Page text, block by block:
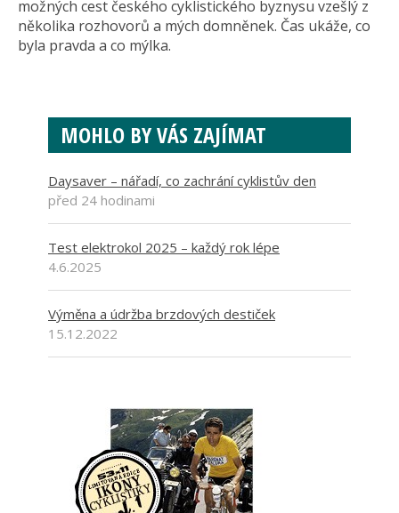
možných cest českého cyklistického byznysu vzešlý z
několika rozhovorů a mých domněnek. Čas ukáže, co
byla pravda a co mýlka.
MOHLO BY VÁS ZAJÍMAT
Daysaver – nářadí, co zachrání cyklistův den
před 24 hodinami
Test elektrokol 2025 – každý rok lépe
4.6.2025
Výměna a údržba brzdových destiček
15.12.2022